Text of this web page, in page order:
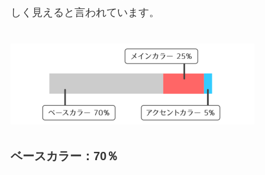
しく見えると言われています。
ベースカラー：70％